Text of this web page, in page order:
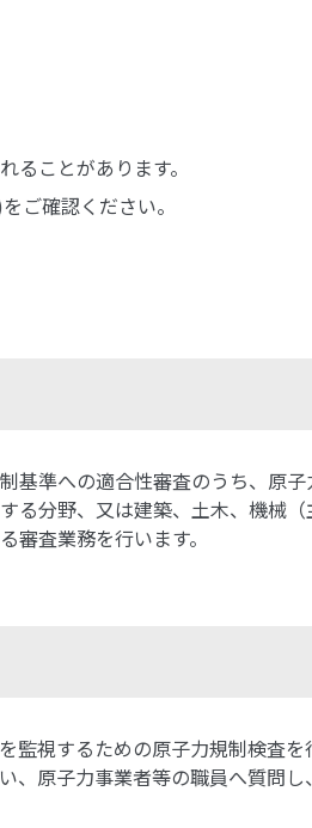
ことがあります。
ご確認ください。
準への適合性審査のうち、原
分野、又は建築、土木、機械
査業務を行います。
視するための原子力規制検査
原子力事業者等の職員へ質問